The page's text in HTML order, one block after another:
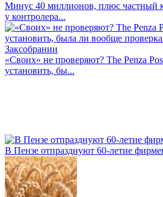
Минус 40 миллионов, плюс частный
у контролера...
«Своих» не проверяют? The Penza
установить, бы...
В Пензе отпразднуют 60-летие